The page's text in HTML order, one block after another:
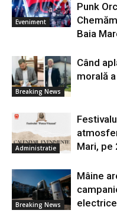
Eveniment
Punk
Baia
Breaking News
Când
morală
Administratie
Mari, pe
Breaking News
Mâine